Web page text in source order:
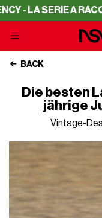
SERIE A
BACK
Die besten
jährige
Vintage-